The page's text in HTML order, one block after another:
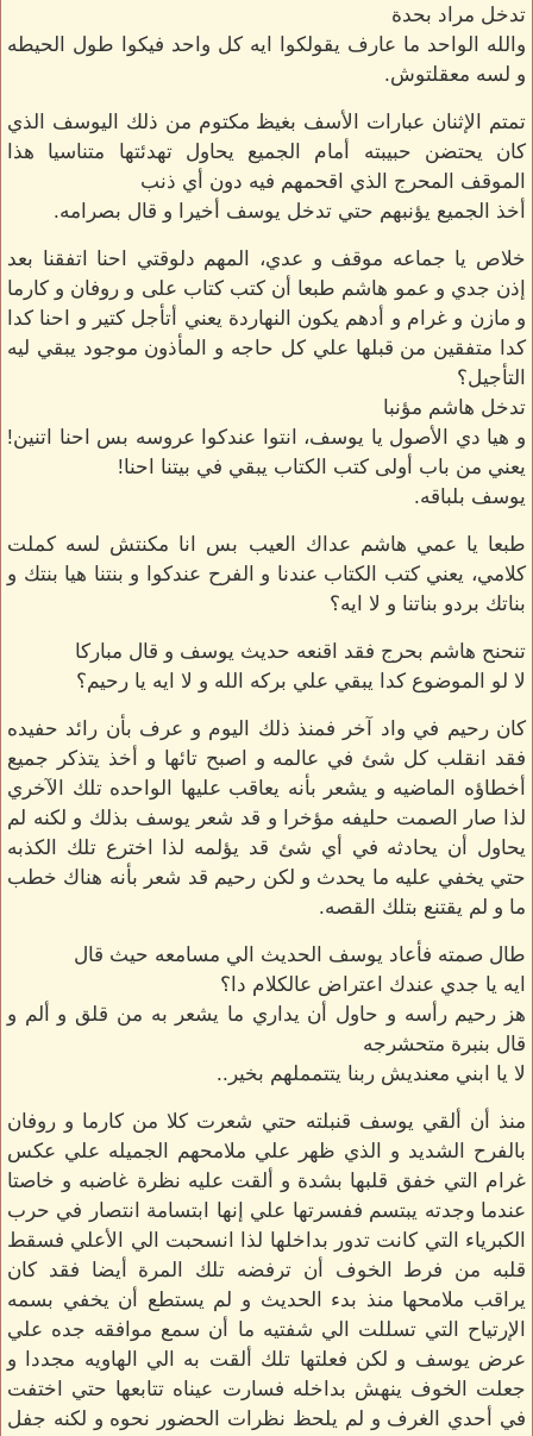
تدخل مراد بحدة
والله الواحد ما عارف يقولكوا ايه كل واحد فيكوا طول الحيطه
و لسه معقلتوش.
تمتم الإثنان عبارات الأسف بغيظ مكتوم من ذلك اليوسف الذي
كان يحتضن حبيبته أمام الجميع يحاول تهدئتها متناسيا هذا
الموقف المحرج الذي اقحمهم فيه دون أي ذنب
أخذ الجميع يؤنبهم حتي تدخل يوسف أخيرا و قال بصرامه.
خلاص يا جماعه موقف و عدي، المهم دلوقتي احنا اتفقنا بعد
إذن جدي و عمو هاشم طبعا أن كتب كتاب على و روفان و كارما
و مازن و غرام و أدهم يكون النهاردة يعني أتأجل كتير و احنا كدا
كدا متفقين من قبلها علي كل حاجه و المأذون موجود يبقي ليه
التأجيل؟
تدخل هاشم مؤنبا
و هيا دي الأصول يا يوسف، انتوا عندكوا عروسه بس احنا اتنين!
يعني من باب أولى كتب الكتاب يبقي في بيتنا احنا!
يوسف بلباقه.
طبعا يا عمي هاشم عداك العيب بس انا مكنتش لسه كملت
كلامي، يعني كتب الكتاب عندنا و الفرح عندكوا و بنتنا هيا بنتك و
بناتك بردو بناتنا و لا ايه؟
تنحنح هاشم بحرج فقد اقنعه حديث يوسف و قال مباركا
لا لو الموضوع كدا يبقي علي بركه الله و لا ايه يا رحيم؟
كان رحيم في واد آخر فمنذ ذلك اليوم و عرف بأن رائد حفيده
فقد انقلب كل شئ في عالمه و اصبح تائها و أخذ يتذكر جميع
أخطاؤه الماضيه و يشعر بأنه يعاقب عليها الواحده تلك الآخري
لذا صار الصمت حليفه مؤخرا و قد شعر يوسف بذلك و لكنه لم
يحاول أن يحادثه في أي شئ قد يؤلمه لذا اخترع تلك الكذبه
حتي يخفي عليه ما يحدث و لكن رحيم قد شعر بأنه هناك خطب
ما و لم يقتنع بتلك القصه.
طال صمته فأعاد يوسف الحديث الي مسامعه حيث قال
ايه يا جدي عندك اعتراض عالكلام دا؟
هز رحيم رأسه و حاول أن يداري ما يشعر به من قلق و ألم و
قال بنبرة متحشرجه
لا يا ابني معنديش ربنا يتتمملهم بخير..
منذ أن ألقي يوسف قنبلته حتي شعرت كلا من كارما و روفان
بالفرح الشديد و الذي ظهر علي ملامحهم الجميله علي عكس
غرام التي خفق قلبها بشدة و ألقت عليه نظرة غاضبه و خاصتا
عندما وجدته يبتسم ففسرتها علي إنها ابتسامة انتصار في حرب
الكبرياء التي كانت تدور بداخلها لذا انسحبت الي الأعلي فسقط
قلبه من فرط الخوف أن ترفضه تلك المرة أيضا فقد كان
يراقب ملامحها منذ بدء الحديث و لم يستطع أن يخفي بسمه
الإرتياح التي تسللت الي شفتيه ما أن سمع موافقه جده علي
عرض يوسف و لكن فعلتها تلك ألقت به الي الهاويه مجددا و
جعلت الخوف ينهش بداخله فسارت عيناه تتابعها حتي اختفت
في أحدي الغرف و لم يلحظ نظرات الحضور نحوه و لكنه جفل